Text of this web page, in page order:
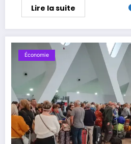
Lire la suite
Économie